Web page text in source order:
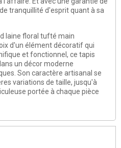
tranquillité d'esprit quant à sa
laine floral tufté main
d'un élément décoratif qui
et fonctionnel, ce tapis
un décor moderne
Son caractère artisanal se
variations de taille, jusqu'à
portée à chaque pièce